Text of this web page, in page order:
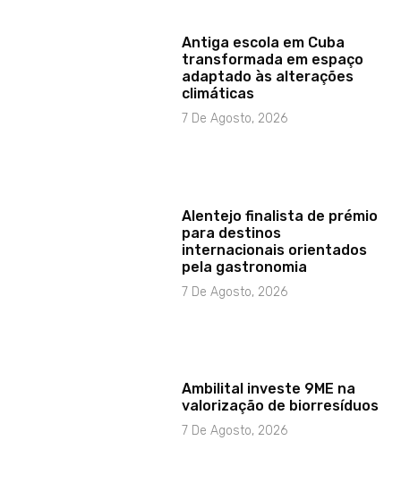
Antiga escola em Cuba
transformada em espaço
adaptado às alterações
climáticas
7 De Agosto, 2026
Alentejo finalista de prémio
para destinos
internacionais orientados
pela gastronomia
7 De Agosto, 2026
Ambilital investe 9ME na
valorização de biorresíduos
7 De Agosto, 2026